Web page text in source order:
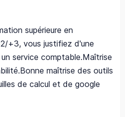
supérieure en
+3, vous justifiez d'une
service comptable.Maîtrise
maîtrise des outils
de calcul et de google